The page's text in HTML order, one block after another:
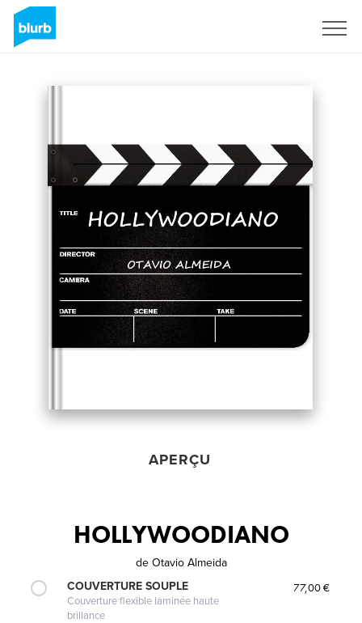
APERÇU
HOLLYWOODIANO
de Otavio Almeida
COUVERTURE SOUPLE
Couverture flexible laminée haute
brillance
77,00 €